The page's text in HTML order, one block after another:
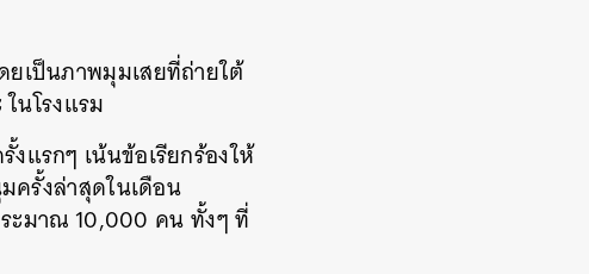
เป็นภาพมุมเสยที่ถ่ายใต้
นโรงแรม
แรกๆ เน้นข้อเรียกร้องให้
ครั้งล่าสุดในเดือน
ะมาณ 10,000 คน ทั้งๆ ที่